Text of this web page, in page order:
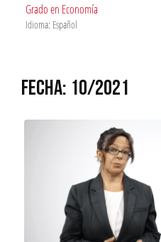
Grado en Economía
Idioma: Español
FECHA: 10/2021